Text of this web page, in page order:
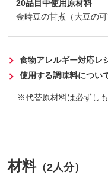
20品目中使用原材料
金時豆の甘煮（大豆の
食物アレルギー対応レ
使用する調味料につい
代替原材料は必ずし
材料（2人分）